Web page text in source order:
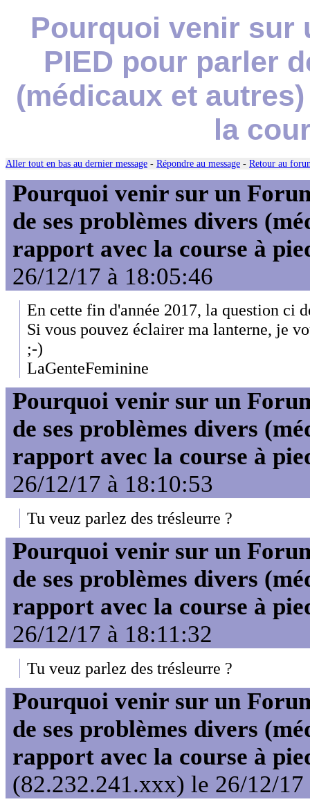
Pourquoi venir sur
PIED pour parler
(médicaux et
la
Aller tout en bas au dernier message - Répondre au message - Retour au
Pourquoi venir sur un
de ses problèmes divers
rapport avec la course à
26/12/17 à 18:05:46
En cette fin d'année 2017, la question ci
Si vous pouvez éclairer ma lanterne, je
;-)
LaGenteFeminine
Pourquoi venir sur un
de ses problèmes divers
rapport avec la course à
26/12/17 à 18:10:53
Tu veuz parlez des trésleurre ?
Pourquoi venir sur un
de ses problèmes divers
rapport avec la course à
26/12/17 à 18:11:32
Tu veuz parlez des trésleurre ?
Pourquoi venir sur un
de ses problèmes divers
rapport avec la course à
(82.232.241.xxx) le 26/12/17